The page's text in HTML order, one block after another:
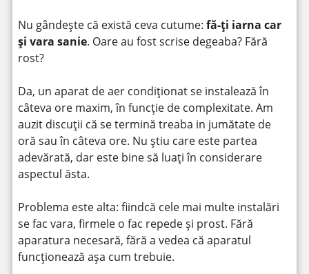
Nu gândește că există ceva cutume: fă-ți iarna car
și vara sanie. Oare au fost scrise degeaba? Fără
rost?
Da, un aparat de aer condiționat se instalează în
câteva ore maxim, în funcție de complexitate. Am
auzit discuții că se termină treaba in jumătate de
oră sau în câteva ore. Nu știu care este partea
adevărată, dar este bine să luați în considerare
aspectul ăsta.
Problema este alta: fiindcă cele mai multe instalări
se fac vara, firmele o fac repede și prost. Fără
aparatura necesară, fără a vedea că aparatul
funcționează așa cum trebuie.